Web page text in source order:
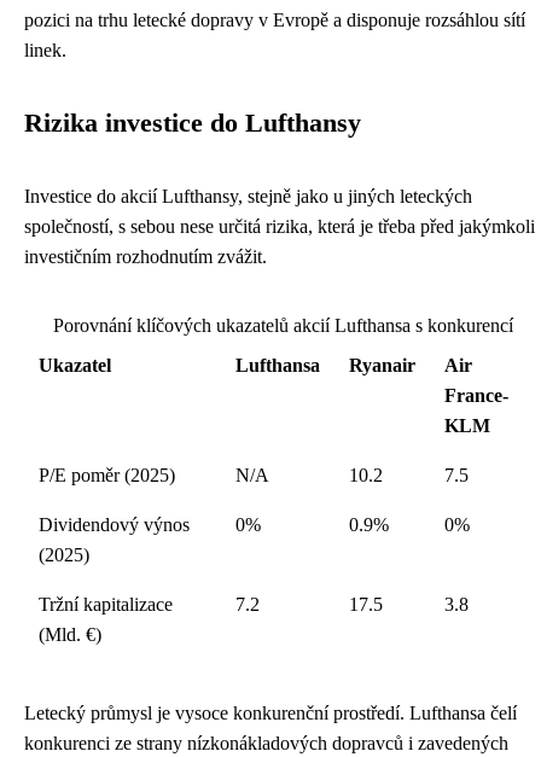
pozici na trhu letecké dopravy v Evropě a disponuje rozsáhlou sítí
linek.
Rizika investice do Lufthansy
Investice do akcií Lufthansy, stejně jako u jiných leteckých
společností, s sebou nese určitá rizika, která je třeba před jakýmkoli
investičním rozhodnutím zvážit.
Porovnání klíčových ukazatelů akcií Lufthansa s konkurencí
Ukazatel
Lufthansa Ryanair
Air
France-
KLM
P/E poměr (2025) N/A 10.2 7.5
Dividendový výnos
(2025)
0% 0.9% 0%
Tržní kapitalizace
(Mld. €)
7.2 17.5 3.8
Letecký průmysl je vysoce konkurenční prostředí. Lufthansa čelí
konkurenci ze strany nízkonákladových dopravců i zavedených